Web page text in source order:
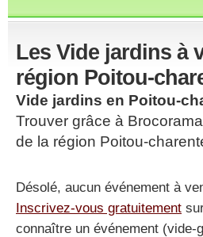
Les Vide jardins à
région Poitou-
Vide jardins en Poitou-
Trouver grâce à
de la région Poitou-
Désolé, aucun événement à
Inscrivez-vous gratuitement
connaître un événement